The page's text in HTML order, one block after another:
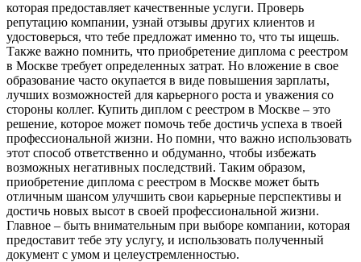
которая предоставляет качественные услуги. Проверь
репутацию компании, узнай отзывы других клиентов и
удостоверься, что тебе предложат именно то, что ты ищешь.
Также важно помнить, что приобретение диплома с реестром
в Москве требует определенных затрат. Но вложение в свое
образование часто окупается в виде повышения зарплаты,
лучших возможностей для карьерного роста и уважения со
стороны коллег. Купить диплом с реестром в Москве – это
решение, которое может помочь тебе достичь успеха в твоей
профессиональной жизни. Но помни, что важно использовать
этот способ ответственно и обдуманно, чтобы избежать
возможных негативных последствий. Таким образом,
приобретение диплома с реестром в Москве может быть
отличным шансом улучшить свои карьерные перспективы и
достичь новых высот в своей профессиональной жизни.
Главное – быть внимательным при выборе компании, которая
предоставит тебе эту услугу, и использовать полученный
документ с умом и целеустремленностью.